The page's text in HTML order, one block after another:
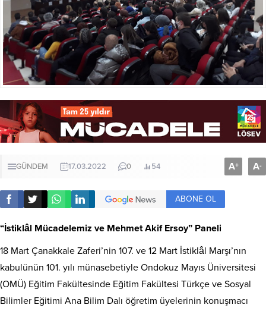
GÜNDEM 17.03.2022 0 54 A+ A-
ABONE OL
“İstiklâl Mücadelemiz ve Mehmet Akif Ersoy” Paneli
18 Mart Çanakkale Zaferi’nin 107. ve 12 Mart İstiklâl Marşı’nın
kabulünün 101. yılı münasebetiyle Ondokuz Mayıs Üniversitesi
(OMÜ) Eğitim Fakültesinde Eğitim Fakültesi Türkçe ve Sosyal
Bilimler Eğitimi Ana Bilim Dalı öğretim üyelerinin konuşmacı